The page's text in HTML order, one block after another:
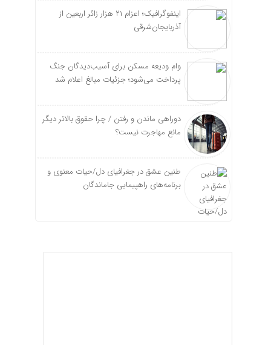
اینفوگرافیک؛ اعزام ۲۱ هزار زائر اربعین از
آذربایجان‌شرقی
وام ودیعه مسکن برای آسیب‌دیدگان جنگ
پرداخت می‌شود؛ جزئیات مبالغ اعلام شد
دوراهی ماندن و رفتن / چرا حقوق بالاتر دیگر
مانع مهاجرت نیست؟
طنین عشق در جغرافیای دل/حیات معنوی و
برنامه‌های راهپیمایی جاماندگان